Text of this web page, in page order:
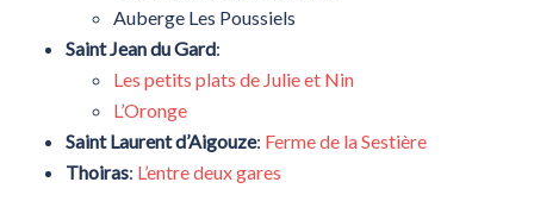
Auberge Les Poussiels
Saint Jean du Gard:
Les petits plats de Julie et Nin
L’Oronge
Saint Laurent d’Aigouze: Ferme de la Sestière
Thoiras: L’entre deux gares